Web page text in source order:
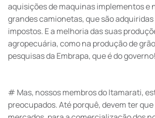
aquisições de maquinas implementos e
grandes camionetas, que são adquiridas
impostos. E a melhoria das suas
agropecuária, como na produção de
pesquisas da Embrapa, que é do
# Mas, nossos membros do Itamarati,
preocupados. Até porquê, devem ter